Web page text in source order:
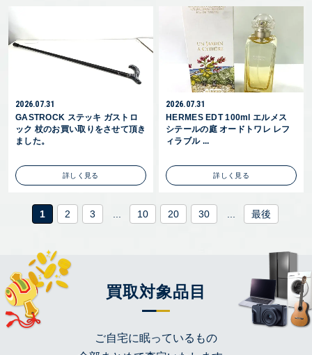
2026.07.31
GASTROCK ステッキ ガストロ
ック 杖のお買い取りをさせて頂き
ました。
詳しく見る
2026.07.31
HERMES EDT 100ml エルメス
シテールの庭 オードトワレ レフ
ィラブル ...
詳しく見る
1 2 3 ... 10 20 30 ... 最後
買取対象品目
ご自宅に眠っているもの